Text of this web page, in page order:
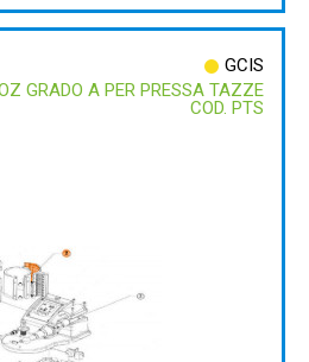
GCIS
GRADO A PER PRESSA TAZZE
COD. PTS